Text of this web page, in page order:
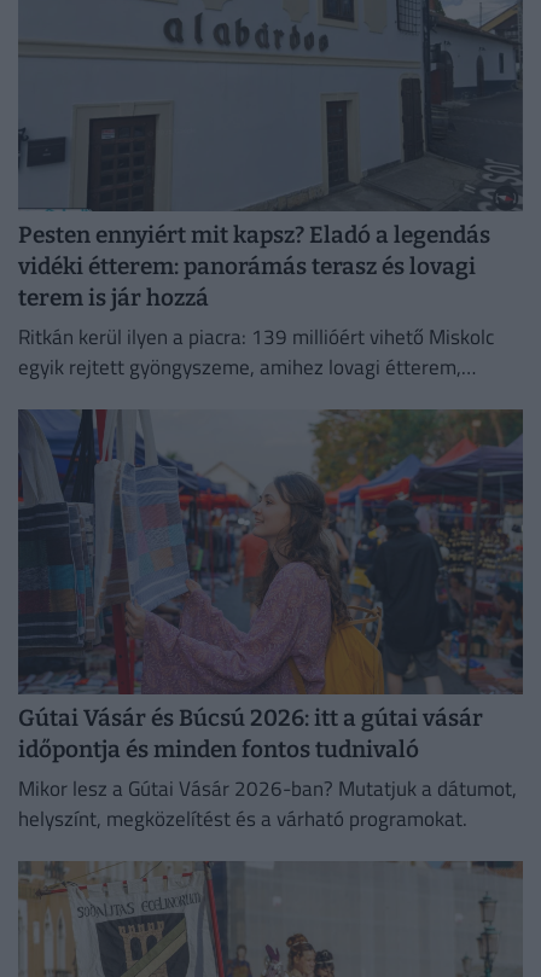
Pesten ennyiért mit kapsz? Eladó a legendás
vidéki étterem: panorámás terasz és lovagi
terem is jár hozzá
Ritkán kerül ilyen a piacra: 139 millióért vihető Miskolc
egyik rejtett gyöngyszeme, amihez lovagi étterem,
Gútai Vásár és Búcsú 2026: itt a gútai vásár
időpontja és minden fontos tudnivaló
Mikor lesz a Gútai Vásár 2026-ban? Mutatjuk a dátumot,
helyszínt, megközelítést és a várható programokat.